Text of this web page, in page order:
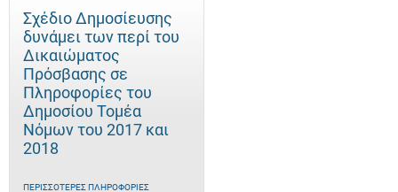
Σχέδιο Δημοσίευσης
δυνάμει των περί του
Δικαιώματος
Πρόσβασης σε
Πληροφορίες του
Δημοσίου Τομέα
Νόμων του 2017 και
2018
ΠΕΡΙΣΣΌΤΕΡΕΣ ΠΛΗΡΟΦΟΡΊΕΣ